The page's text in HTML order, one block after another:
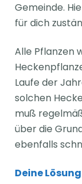
Gemeinde.
für dich
Alle Pflanzen
Laufe der
solchen
muß
über die
ebenfalls
Deine Lösung